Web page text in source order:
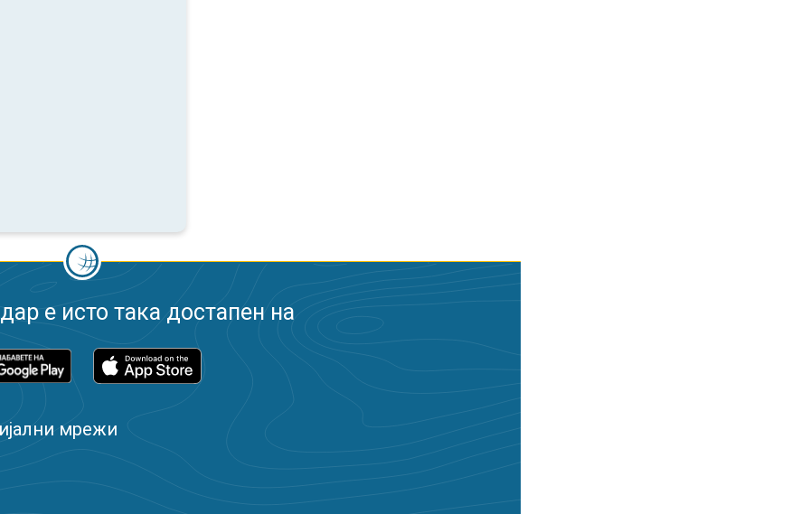
е исто така достапен на
мрежи